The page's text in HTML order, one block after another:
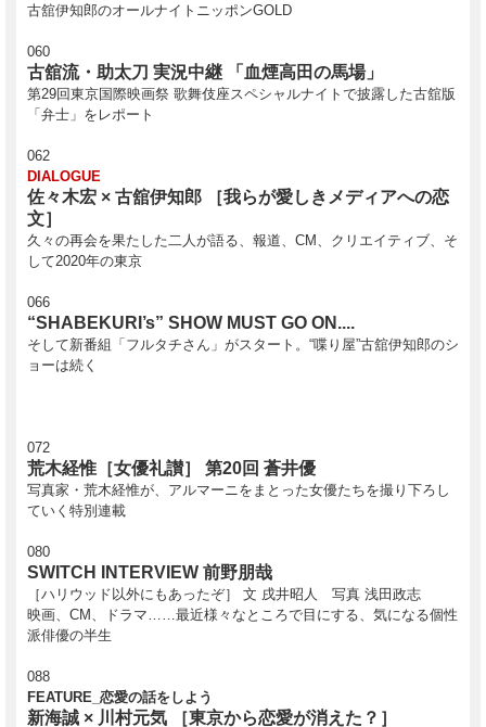
特集：古舘伊知郎
TALKAHOLIC
しゃべくる魂 テレビ屋の反乱
しゃべくることに命をかける男を追った、渾身の総力特集！
対談：古舘伊知郎×秋元康
対談：新海誠×川村元気
SWITCH最新号では社会現象となっている映画『君の名は。』の
2016年11月20日発行
古舘伊知郎のオールナイトニッポンGOLD
060
古舘流・助太刀 実況中継 「血煙高田の馬場」
第29回東京国際映画祭 歌舞伎座スペシャルナイトで披露した古舘版
「弁士」をレポート
062
DIALOGUE
佐々木宏 × 古舘伊知郎 ［我らが愛しきメディアへの恋
文］
久々の再会を果たした二人が語る、報道、CM、クリエイティブ、そ
して2020年の東京
066
“SHABEKURI’s” SHOW MUST GO ON....
そして新番組「フルタチさん」がスタート。“喋り屋”古舘伊知郎のシ
ョーは続く
072
荒木経惟［女優礼讃］ 第20回 蒼井優
写真家・荒木経惟が、アルマーニをまとった女優たちを撮り下ろし
ていく特別連載
080
SWITCH INTERVIEW 前野朋哉
［ハリウッド以外にもあったぞ］ 文 戌井昭人 写真 浅田政志
映画、CM、ドラマ……最近様々なところで目にする、気になる個性
派俳優の半生
088
FEATURE_恋愛の話をしよう
新海誠 × 川村元気 ［東京から恋愛が消えた？］